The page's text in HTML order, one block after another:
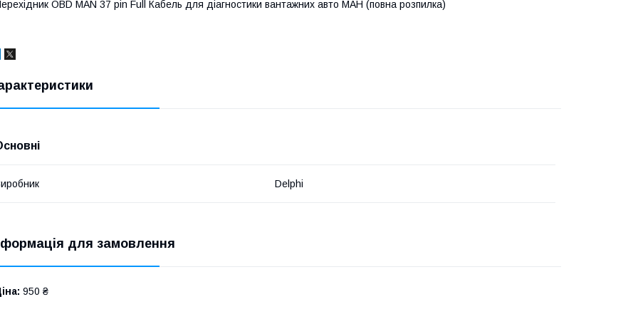
OBD MAN 37 pin Full Кабель для діагностики вантажних авто МАН (повна розпилка)
Delphi
для замовлення
950 ₴